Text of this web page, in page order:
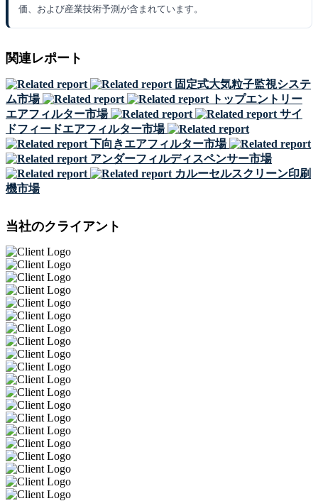
価、および産業技術予測が含まれています。
関連レポート
固定式大気粒子監視システ
ム市場
トップエントリー
エアフィルター市場
サイ
ドフィードエアフィルター市場
下向きエアフィルター市場
アンダーフィルディスペンサー市場
カルーセルスクリーン印刷
機市場
当社のクライアント